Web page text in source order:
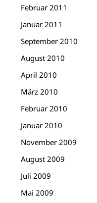
Februar 2011
Januar 2011
September 2010
August 2010
April 2010
März 2010
Februar 2010
Januar 2010
November 2009
August 2009
Juli 2009
Mai 2009